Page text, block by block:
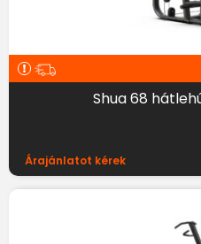
Shua 68
Árajánlatot kérek